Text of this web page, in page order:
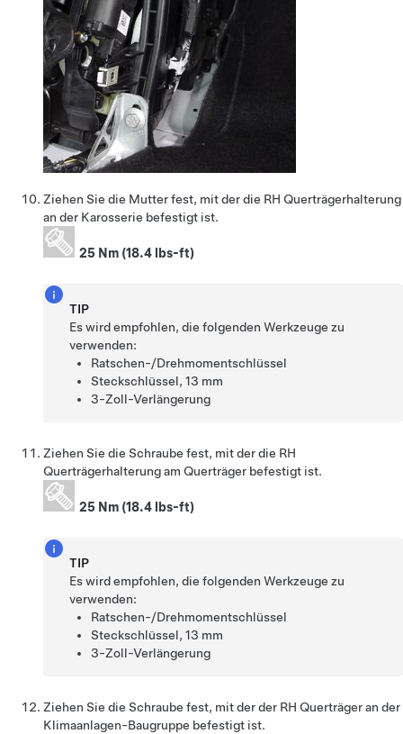
Ziehen Sie die Mutter fest, mit der die RH Querträgerhalterung
an der Karosserie befestigt ist.
25 Nm (18.4 lbs-ft)
TIP
Es wird empfohlen, die folgenden Werkzeuge zu
verwenden:
Ratschen-/Drehmomentschlüssel
Steckschlüssel, 13 mm
3-Zoll-Verlängerung
Ziehen Sie die Schraube fest, mit der die RH
Querträgerhalterung am Querträger befestigt ist.
25 Nm (18.4 lbs-ft)
TIP
Es wird empfohlen, die folgenden Werkzeuge zu
verwenden:
Ratschen-/Drehmomentschlüssel
Steckschlüssel, 13 mm
3-Zoll-Verlängerung
Ziehen Sie die Schraube fest, mit der der RH Querträger an der
Klimaanlagen-Baugruppe befestigt ist.